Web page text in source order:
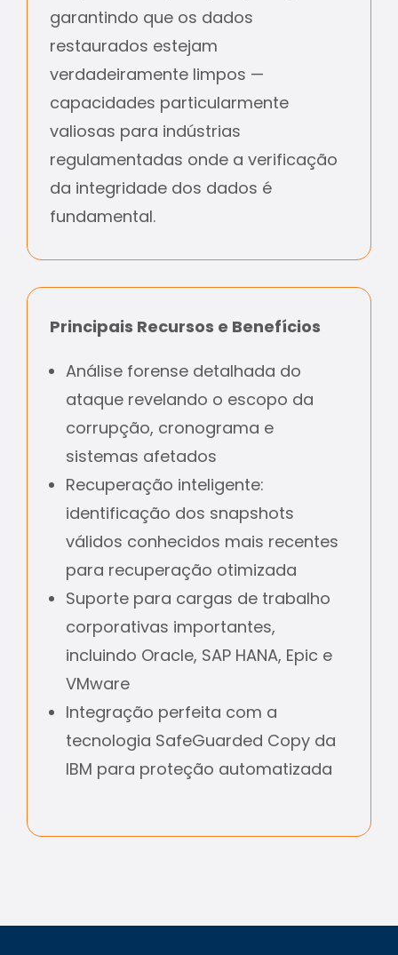
garantindo que os dados
restaurados estejam
verdadeiramente limpos —
capacidades particularmente
valiosas para indústrias
regulamentadas onde a verificação
da integridade dos dados é
fundamental.
Principais Recursos e Benefícios
Análise forense detalhada do
ataque revelando o escopo da
corrupção, cronograma e
sistemas afetados
Recuperação inteligente:
identificação dos snapshots
válidos conhecidos mais recentes
para recuperação otimizada
Suporte para cargas de trabalho
corporativas importantes,
incluindo Oracle, SAP HANA, Epic e
VMware
Integração perfeita com a
tecnologia SafeGuarded Copy da
IBM para proteção automatizada